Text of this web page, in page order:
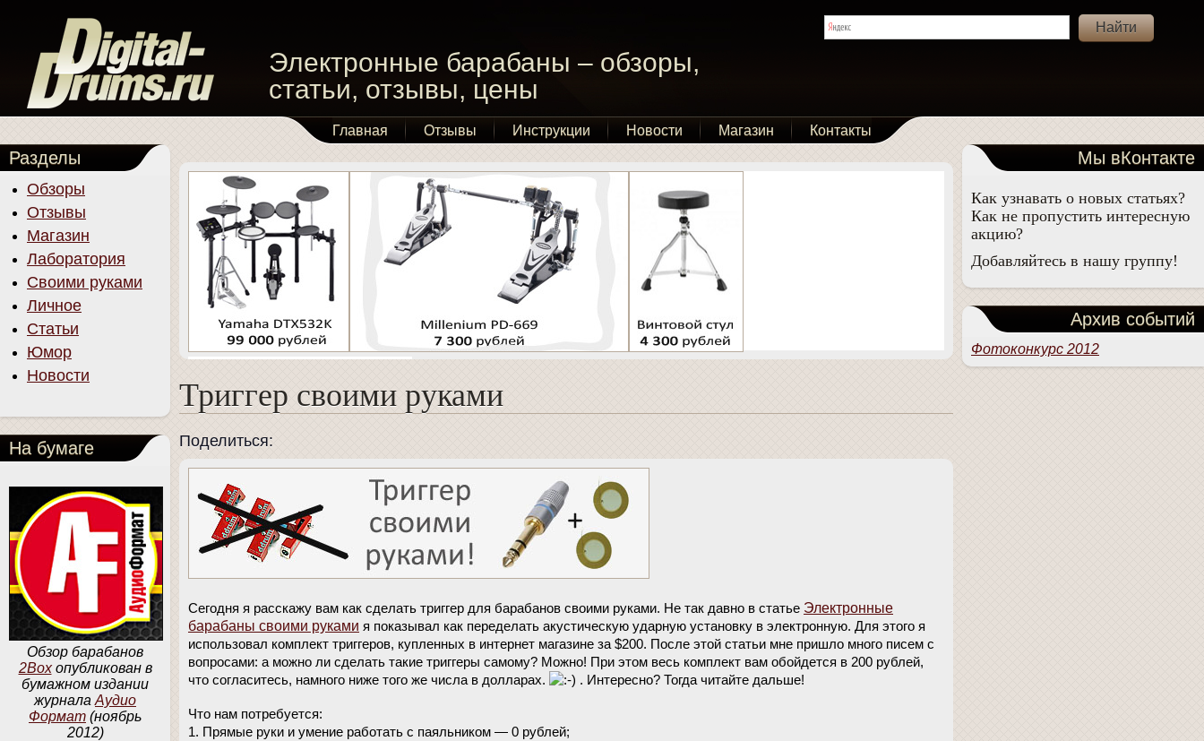
Электронные барабаны – обзоры,
статьи, отзывы, цены
Главная Отзывы Инструкции Новости Магазин Контакты
Триггер своими руками
Поделиться:
Сегодня я расскажу вам как сделать триггер для барабанов своими руками. Не так давно в статье Электронные
барабаны своими руками я показывал как переделать акустическую ударную установку в электронную. Для этого я
использовал комплект триггеров, купленных в интернет магазине за $200. После этой статьи мне пришло много писем с
вопросами: а можно ли сделать такие триггеры самому? Можно! При этом весь комплект вам обойдется в 200 рублей,
что согласитесь, намного ниже того же числа в долларах.
. Интересно? Тогда читайте дальше!
Что нам потребуется:
1. Прямые руки и умение работать с паяльником — 0 рублей;
Разделы
Обзоры
Отзывы
Магазин
Лаборатория
Своими руками
Личное
Статьи
Юмор
Новости
На бумаге
Обзор барабанов
2Boxопубликован в
бумажном издании
журнала Аудио
Формат (ноябрь
2012)
Мы вКонтакте
Как узнавать о новых статьях?
Как не пропустить интересную
акцию?
Добавляйтесь в нашу группу!
Архив событий
Фотоконкурс 2012